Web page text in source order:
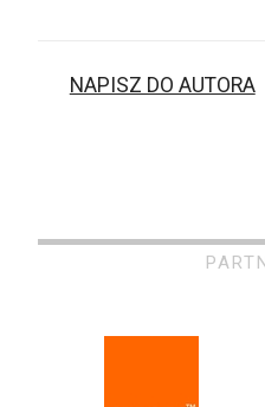
NAPISZ DO AUTORA